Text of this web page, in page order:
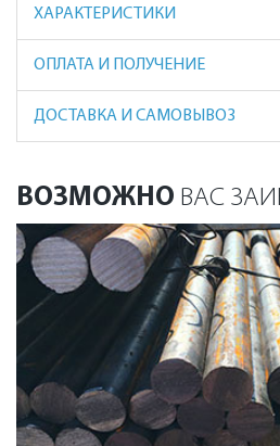
ХАРАКТЕРИСТИКИ
ОПЛАТА И ПОЛУЧЕНИЕ
ДОСТАВКА И САМОВЫВОЗ
ВОЗМОЖНО ВАС